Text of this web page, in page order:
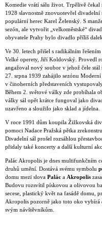
Komedie vrátí sálu život. Trpělivě čekal
1928 slavnostně znovuotevřel divadelní
populární herec Karel Želenský. S
sezón, ale vytvořit „velkoměstské“
obyvatele Prahy bylo divadlo příliš
Ve 30. letech přišel s radikálním
Velké operety, Jiří Koldovský. Provedl
angažoval nový soubor v jehož čele
27. srpna 1939 zahájilo sezónu
v činoherních představeních
Během 2. světové války zde probíhala
války sál opět krátce fungoval jako
uzavřeno a sloužilo jako sklad a jídelna.
V roce 1991 dům koupila Žižkovská
pomoci Nadace Pražská pětka
Divadelní sál prošel rozsáhlou
přidaly také koncerty a další kulturní
Palác Akropolis je dnes multifunkčním
druhů umění. Dostává svému symbolu
domu mezi slova Palác a Akropolis
Budovu rozsvítil pískovou a olivovou
secese, plastický květ na fasádě domu,
Akropolis pozorně jako toto oko vybírá
svým návštěvníkům.